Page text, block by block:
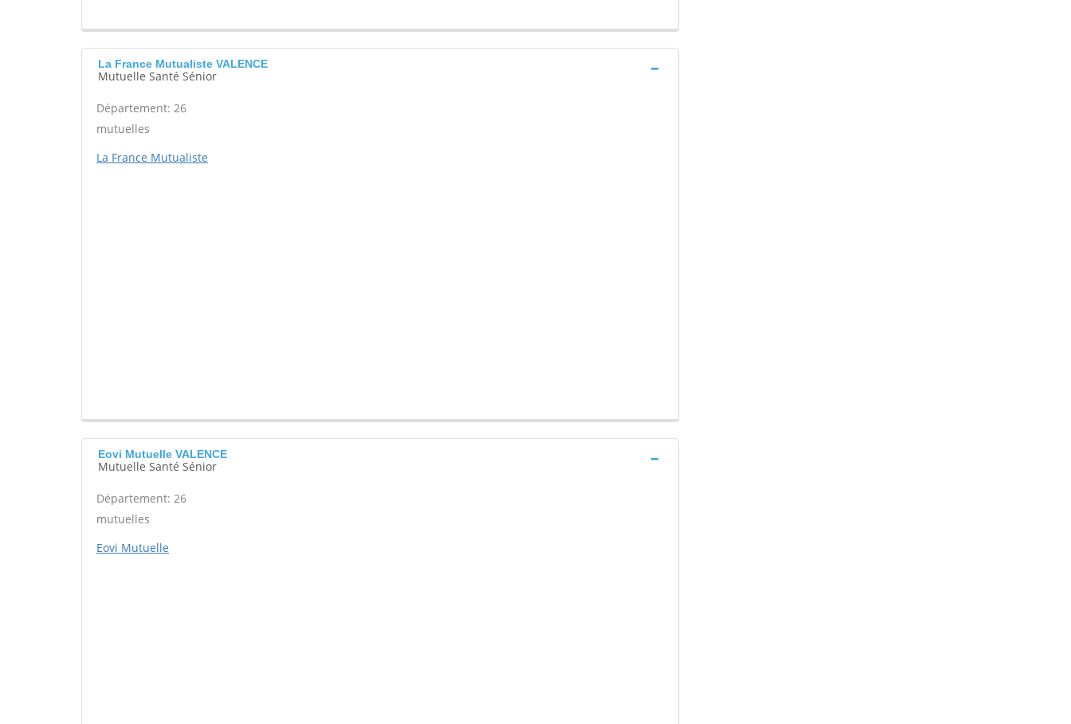
La France Mutualiste VALENCE
Mutuelle Santé Sénior
Département: 26
mutuelles
La France Mutualiste
Eovi Mutuelle VALENCE
Mutuelle Santé Sénior
Département: 26
mutuelles
Eovi Mutuelle